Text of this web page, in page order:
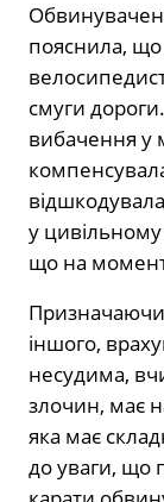
пояснила, що
смуги
вибачення у
у цивільному
що на момент
Призначаючи
іншого,
несудима,
злочин, має
яка має
до уваги, що